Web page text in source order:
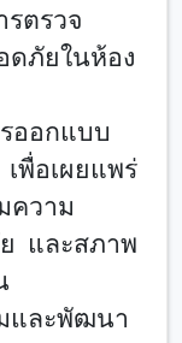
ตรวจ
ดภัยในห้อง
ออกแบบ
อเผยแพร่
ความ
และสภาพ
และพัฒนา